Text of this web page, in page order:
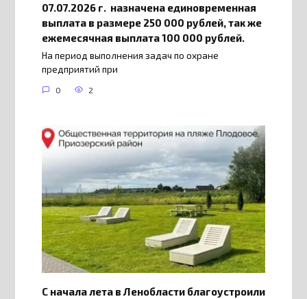
07.07.2026 г. назначена единовременная
выплата в размере 250 000 рублей, так же
ежемесячная выплата 100 000 рублей.
На период выполнения задач по охране
предприятий при
0 2
С начала лета в Ленобласти благоустроили